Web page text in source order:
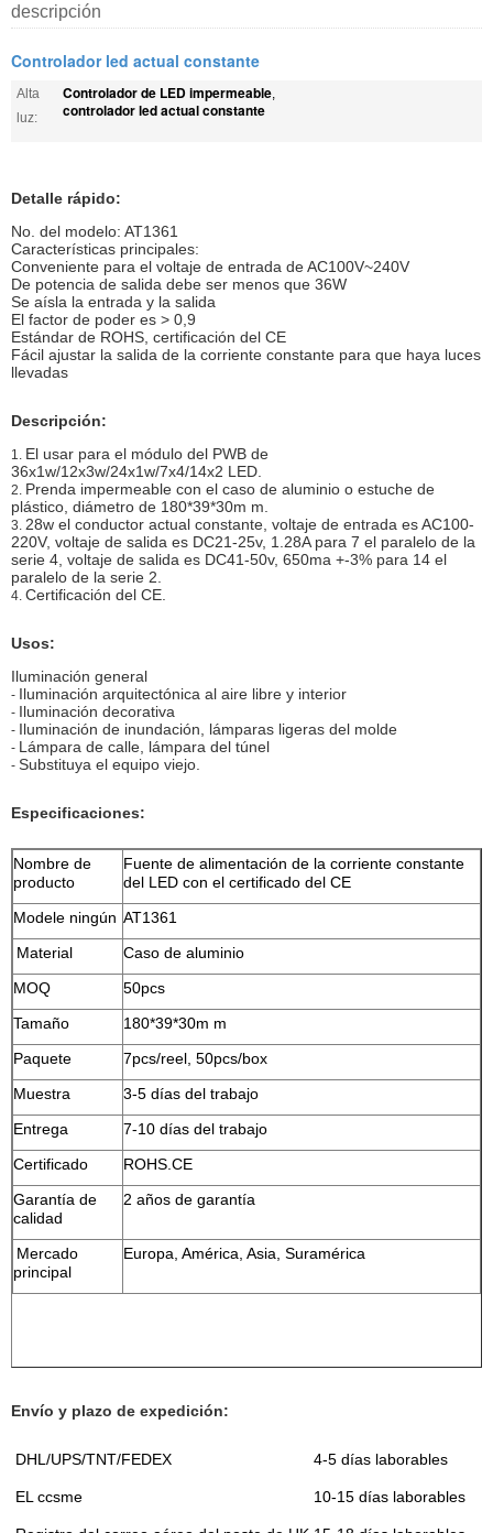
descripción
Controlador led actual constante
Alta
luz:
Controlador de LED impermeable,
controlador led actual constante
Detalle rápido:
No. del modelo: AT1361
Características principales:
Conveniente para el voltaje de entrada de AC100V~240V
De potencia de salida debe ser menos que 36W
Se aísla la entrada y la salida
El factor de poder es > 0,9
Estándar de ROHS, certificación del CE
Fácil ajustar la salida de la corriente constante para que haya luces
llevadas
Descripción:
1. El usar para el módulo del PWB de
36x1w/12x3w/24x1w/7x4/14x2 LED.
2. Prenda impermeable con el caso de aluminio o estuche de
plástico, diámetro de 180*39*30m m.
3. 28w el conductor actual constante, voltaje de entrada es AC100-
220V, voltaje de salida es DC21-25v, 1.28A para 7 el paralelo de la
serie 4, voltaje de salida es DC41-50v, 650ma +-3% para 14 el
paralelo de la serie 2.
4. Certificación del CE.
Usos:
Iluminación general
- Iluminación arquitectónica al aire libre y interior
- Iluminación decorativa
- Iluminación de inundación, lámparas ligeras del molde
- Lámpara de calle, lámpara del túnel
- Substituya el equipo viejo.
Especificaciones:
Nombre de
producto
Fuente de alimentación de la corriente constante
del LED con el certificado del CE
Modele ningún AT1361
Material
Caso de aluminio
MOQ
50pcs
Tamaño
180*39*30m m
Paquete
7pcs/reel, 50pcs/box
Muestra
3-5 días del trabajo
Entrega
7-10 días del trabajo
Certificado
ROHS.CE
Garantía de
calidad
2 años de garantía
Mercado
principal
Europa, América, Asia, Suramérica
Envío y plazo de expedición:
DHL/UPS/TNT/FEDEX 4-5 días laborables
EL ccsme 10-15 días laborables